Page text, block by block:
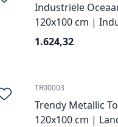
Industriële
120x100 cm |
1.624,32
TR00003
Trendy Metallic
120x100 cm |